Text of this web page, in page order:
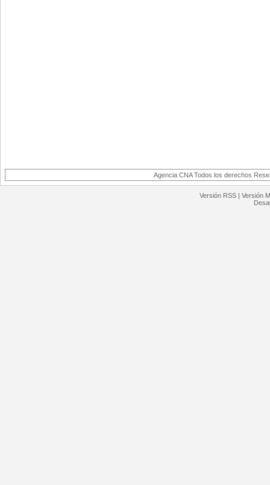
Agencia CNA Todos los derechos
Versión RSS| Versión